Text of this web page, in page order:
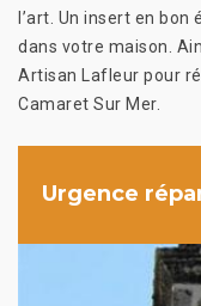
l’art. Un insert en
dans votre maison.
Artisan Lafleur pour
Camaret Sur Mer.
Urgence